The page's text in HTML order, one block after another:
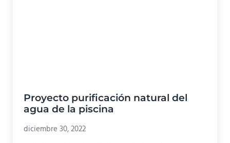
Proyecto purificación natural del
agua de la piscina
diciembre 30, 2022